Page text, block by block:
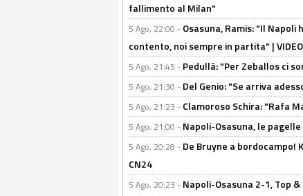
fallimento al Milan"
5 Ago, 22:00 - Osasuna, Ramis: "Il
contento, noi sempre in partita" | VIDEO
5 Ago, 21:45 - Pedullà: "Per Zeballos ci
5 Ago, 21:30 - Del Genio: "Se arriva
5 Ago, 21:23 - Clamoroso Schira: "Rafa
5 Ago, 21:00 - Napoli-Osasuna, le
5 Ago, 20:28 - De Bruyne a bordocampo!
CN24
5 Ago, 20:23 - Napoli-Osasuna 2-1, Top